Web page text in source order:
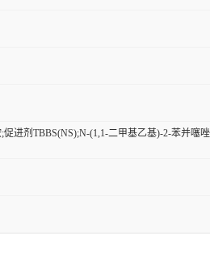
进剂TBBS(NS);N-(1,1-二甲基乙基)-2-苯并噻